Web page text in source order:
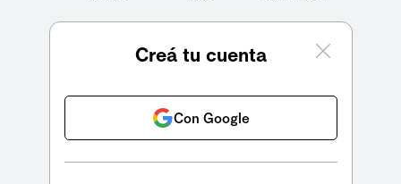
Creá tu cuenta
Con Google